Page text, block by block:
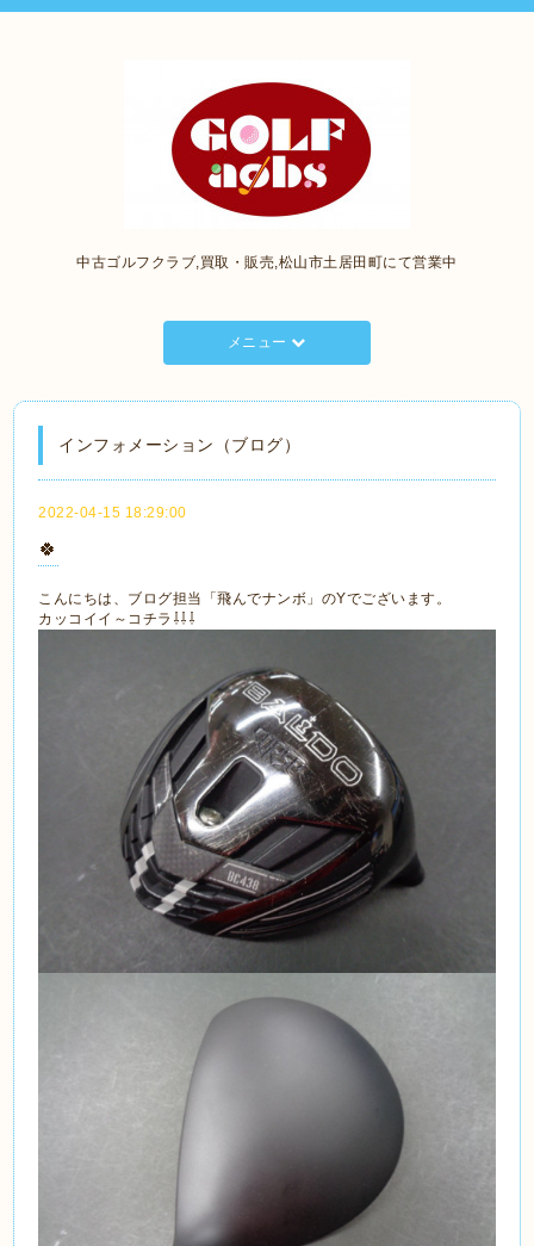
中古ゴルフクラブ,買取・販売,松山市土居田町にて営業中
メニュー
インフォメーション（ブログ）
2022-04-15 18:29:00
🍀
こんにちは、ブログ担当「飛んでナンボ」のYでございます。
カッコイイ～コチラ⇩⇩⇩